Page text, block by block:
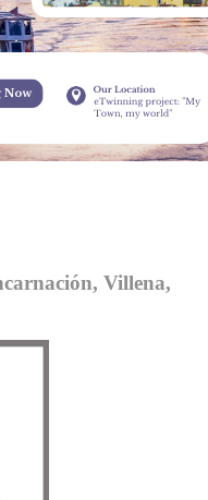
Villena,